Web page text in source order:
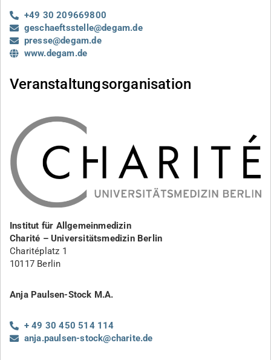
+49 30 209669800
geschaeftsstelle@degam.de
presse@degam.de
www.degam.de
Veranstaltungsorganisation
Institut für Allgemeinmedizin
Charité – Universitätsmedizin Berlin
Charitéplatz 1
10117 Berlin
Anja Paulsen-Stock M.A.
+ 49 30 450 514 114
anja.paulsen-stock@charite.de